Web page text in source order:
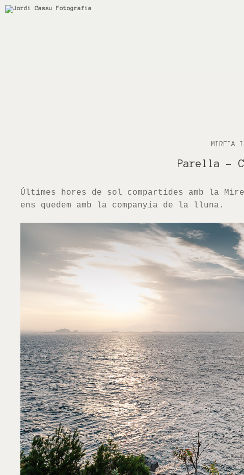
MIREIA I
Parella -
Últimes hores de sol compartides amb la
ens quedem amb la companyia de la lluna.